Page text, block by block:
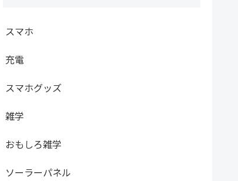
スマホ
充電
スマホグッズ
雑学
おもしろ雑学
ソーラーパネル